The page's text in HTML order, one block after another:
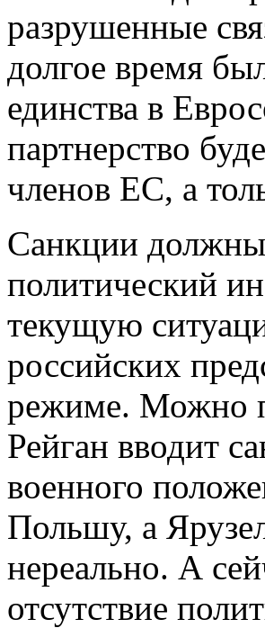
разрушенные
долгое время
единства в
партнерство
членов ЕС, а
Санкции
политический
текущую
российских
режиме. Можно
Рейган вводит
военного
Польшу, а
нереально. А
отсутствие